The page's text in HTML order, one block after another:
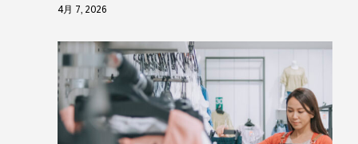
4月 7, 2026